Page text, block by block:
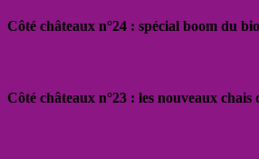
Côté châteaux n°24 : spécial boom du bio
Côté châteaux n°23 : les nouveaux chais